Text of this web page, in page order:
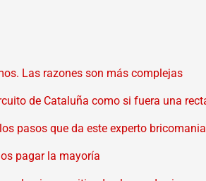
Las razones son más complejas
de Cataluña como si fuera una
pasos que da este experto
pagar la mayoría